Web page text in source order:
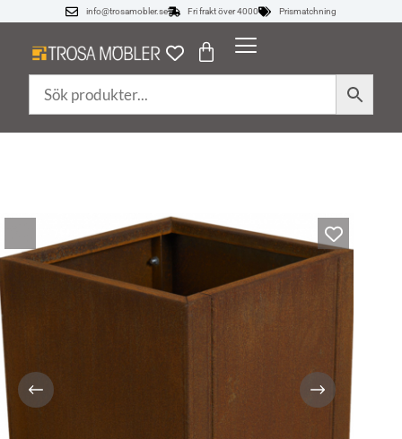
info@trosamobler.se Fri frakt över 4000 Prismatchning